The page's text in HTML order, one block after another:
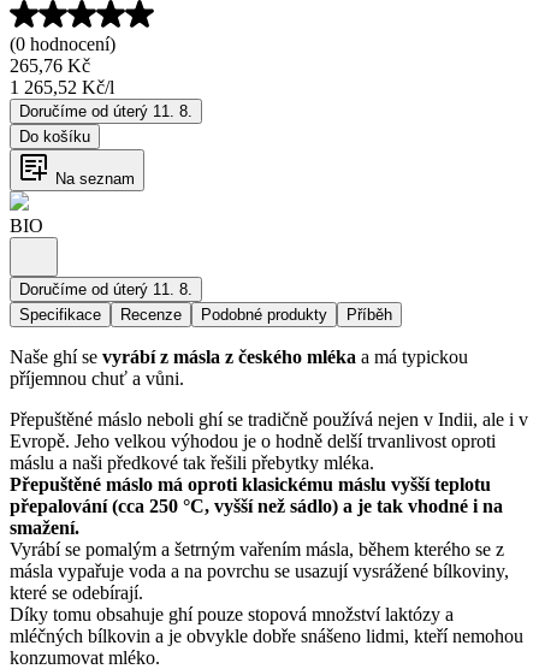
(0 hodnocení)
265,76 Kč
1 265,52 Kč/l
Doručíme od úterý 11. 8.
Do košíku
Na seznam
BIO
Doručíme od úterý 11. 8.
Specifikace
Recenze Podobné produkty Příběh
Naše ghí se vyrábí z másla z českého mléka a má typickou
příjemnou chuť a vůni.
Přepuštěné máslo neboli ghí se tradičně používá nejen v Indii, ale i v
Evropě. Jeho velkou výhodou je o hodně delší trvanlivost oproti
máslu a naši předkové tak řešili přebytky mléka.
Přepuštěné máslo má oproti klasickému máslu vyšší teplotu
přepalování (cca 250 °C, vyšší než sádlo) a je tak vhodné i na
smažení.
Vyrábí se pomalým a šetrným vařením másla, během kterého se z
másla vypařuje voda a na povrchu se usazují vysrážené bílkoviny,
které se odebírají.
Díky tomu obsahuje ghí pouze stopová množství laktózy a
mléčných bílkovin a je obvykle dobře snášeno lidmi, kteří nemohou
konzumovat mléko.